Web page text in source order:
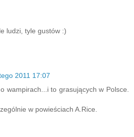
ludzi, tyle gustów :)
2011 17:07
wampirach...i to grasujących w Polsce.
w powieściach A.Rice.